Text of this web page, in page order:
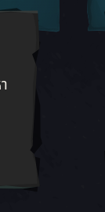
ายเพื่อรวบรวมลู
าย - ฉะนั้นให้หาท